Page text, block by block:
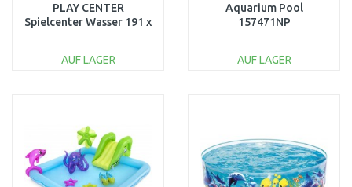
PLAY CENTER
Spielcenter Wasser 191 x
AUF LAGER
Vergleichen
Aquarium Pool
157471NP
AUF LAGER